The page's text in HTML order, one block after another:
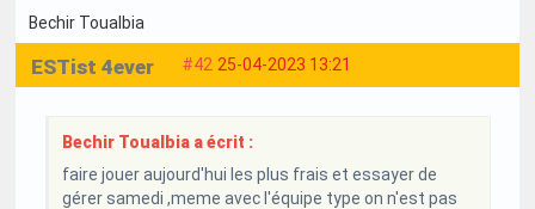
Bechir Toualbia
#42 25-04-2023 13:21
ESTist 4ever
Bechir Toualbia a écrit :
faire jouer aujourd'hui les plus frais et essayer de
gérer samedi ,meme avec l'équipe type on n'est pas